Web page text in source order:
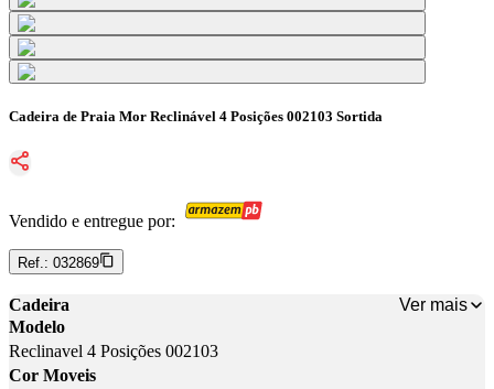
Cadeira de Praia Mor Reclinável 4 Posições 002103 Sortida
Vendido e entregue por:
Ref.: 032869
Cadeira
Ver mais
Modelo
Reclinavel 4 Posições 002103
Cor Moveis